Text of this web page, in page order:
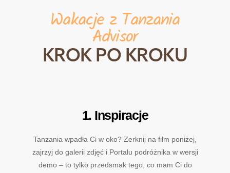
Wakacje z Tanzania
Advisor
KROK PO KROKU
1. Inspiracje
Tanzania wpadła Ci w oko? Zerknij na film poniżej,
zajrzyj do galerii zdjęć i Portalu podróżnika w wersji
demo – to tylko przedsmak tego, co mam Ci do